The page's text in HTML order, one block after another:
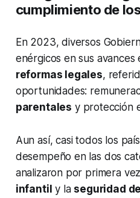
cumplimiento de
En 2023, diversos
enérgicos en sus avances
reformas legales,
oportunidades:
parentales y protección
Aun así, casi todos los
desempeño en las dos
analizaron por primera
infantil y la seguridad